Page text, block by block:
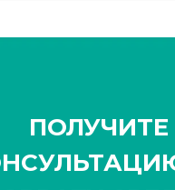
ПОЛУЧИТЕ